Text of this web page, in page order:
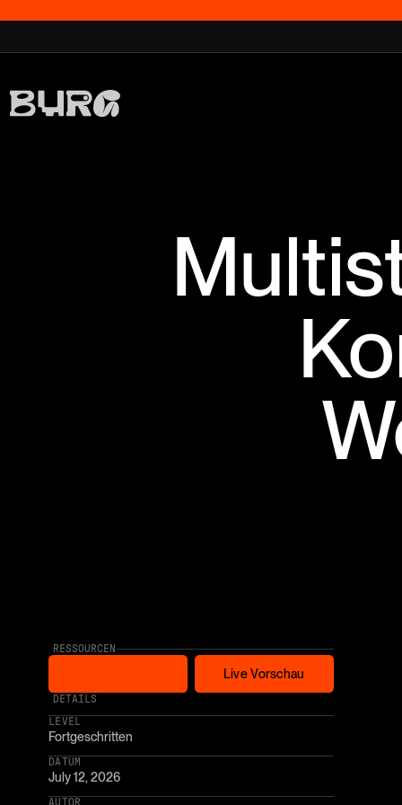
RESSOURCEN
Free Cloneable
Live Vorschau
Live Vorschau
* AFFILIATE LINK
DETAILS
LEVEL
Fortgeschritten
DATUM
July 12, 2026
AUTOR